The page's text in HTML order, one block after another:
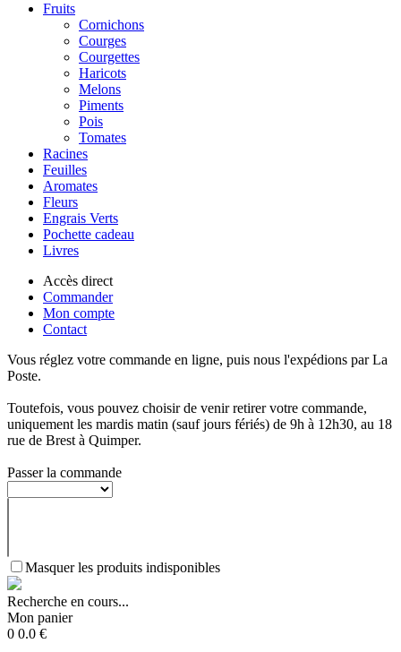
Fruits
Cornichons
Courges
Courgettes
Haricots
Melons
Piments
Pois
Tomates
Racines
Feuilles
Aromates
Fleurs
Engrais Verts
Pochette cadeau
Livres
Accès direct
Commander
Mon compte
Contact
Vous réglez votre commande en ligne, puis nous l'expédions par La
Poste.
Toutefois, vous pouvez choisir de venir retirer votre commande,
uniquement les mardis matin (sauf jours fériés) de 9h à 12h30, au 18
rue de Brest à Quimper.
Passer la commande
Masquer les produits indisponibles
Recherche en cours...
Mon panier
0 0.0 €